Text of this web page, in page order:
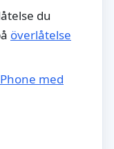
du
överlåtelse
med